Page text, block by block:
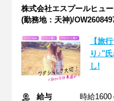
株式会社エスプールヒュ
(勤務地：天神)/
【旅
り♪"
し!
給与
時給